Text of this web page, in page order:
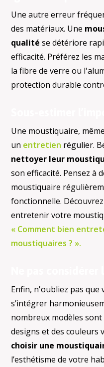
Une autre erreur
des matériaux. Une
qualité se détériore
efficacité. Préférez les
la fibre de verre ou
protection durable
Une moustiquaire,
un entretien régulier.
nettoyer leur
son efficacité. Pensez à
moustiquaire
fonctionnelle.
entretenir votre
« Comment bien
moustiquaires ? ».
Enfin, n'oubliez pas
s’intégrer
nombreux modèles
designs et des couleurs
choisir une
l’esthétisme de votre